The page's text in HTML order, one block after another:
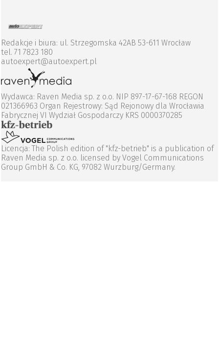
Redakcje i biura: ul. Strzegomska 42AB 53-611 Wrocław
tel. 71 7823 180
autoexpert@autoexpert.pl
Wydawca: Raven Media sp. z o.o. NIP 897-17-67-168 REGON
021366963 Organ Rejestrowy: Sąd Rejonowy dla Wrocławia
Fabrycznej VI Wydział Gospodarczy KRS 0000370285
Licencja: The Polish edition of "kfz-betrieb" is a publication of
Raven Media sp. z o.o. licensed by Vogel Communications
Group GmbH & Co. KG, 97082 Wurzburg/Germany.